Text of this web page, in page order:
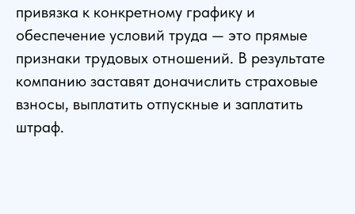
привязка к конкретному графику и
обеспечение условий труда — это прямые
признаки трудовых отношений. В результате
компанию заставят доначислить страховые
взносы, выплатить отпускные и заплатить
штраф.